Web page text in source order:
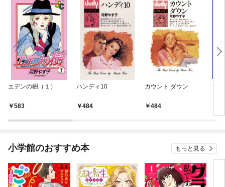
エデンの樹（１）
583
ハンディ10
484
カウント ダウン
484
青
小学館のおすすめ本 もっと見る